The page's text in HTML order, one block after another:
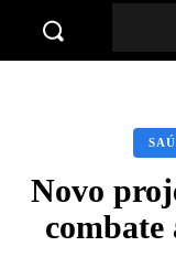
Novo
combate